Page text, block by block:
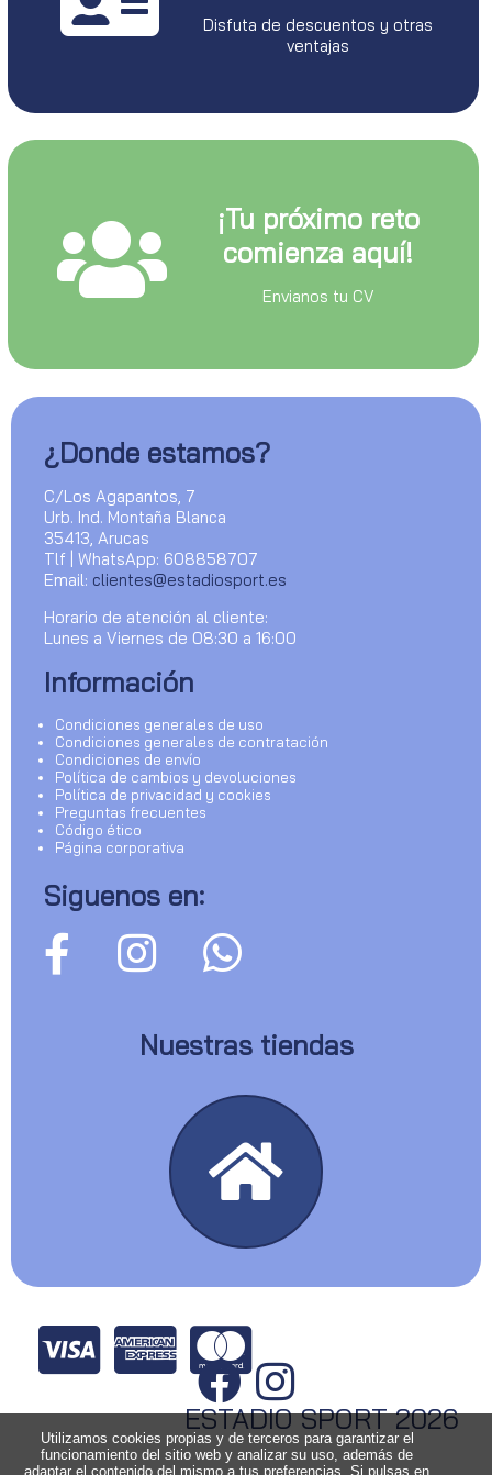
Disfuta de descuentos y otras
ventajas
¡Tu próximo reto
comienza aquí!
Envianos tu CV
¿Donde estamos?
C/Los Agapantos, 7
Urb. Ind. Montaña Blanca
35413, Arucas
Tlf | WhatsApp: 608858707
Email: clientes@estadiosport.es
Horario de atención al cliente:
Lunes a Viernes de 08:30 a 16:00
Información
Condiciones generales de uso
Condiciones generales de contratación
Condiciones de envío
Política de cambios y devoluciones
Política de privacidad y cookies
Preguntas frecuentes
Código ético
Página corporativa
Siguenos en:
Nuestras tiendas
ESTADIO SPORT 2026
Utilizamos cookies propias y de terceros para garantizar el
funcionamiento del sitio web y analizar su uso, además de
adaptar el contenido del mismo a tus preferencias. Si pulsas en